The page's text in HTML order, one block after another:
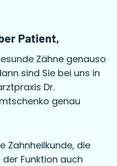
Patient,
Zähne genauso
sind Sie bei uns in
Dr.
genau
Zahnheilkunde, die
Funktion auch